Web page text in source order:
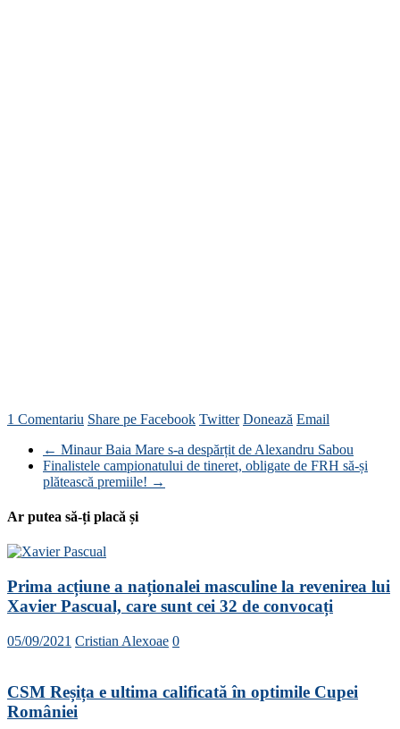
1 Comentariu Share pe Facebook Twitter Donează Email
← Minaur Baia Mare s-a despărțit de Alexandru Sabou
Finalistele campionatului de tineret, obligate de FRH să-și
plătească premiile! →
Ar putea să-ți placă și
Prima acțiune a naționalei masculine la revenirea lui
Xavier Pascual, care sunt cei 32 de convocați
05/09/2021 Cristian Alexoae 0
CSM Reșița e ultima calificată în optimile Cupei
României